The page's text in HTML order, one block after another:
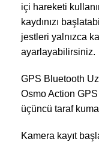
içi hareketi
kaydınızı
jestleri yalnızca
ayarlayabilirsiniz.
GPS Bluetooth
Osmo Action
üçüncü taraf
Kamera kayıt